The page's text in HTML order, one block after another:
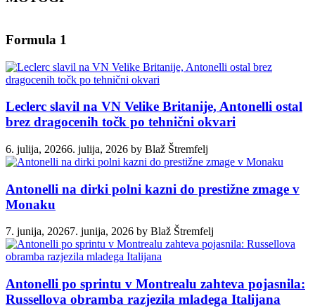
Formula 1
Leclerc slavil na VN Velike Britanije, Antonelli ostal
brez dragocenih točk po tehnični okvari
6. julija, 20266. julija, 2026 by Blaž Štremfelj
Antonelli na dirki polni kazni do prestižne zmage v
Monaku
7. junija, 20267. junija, 2026 by Blaž Štremfelj
Antonelli po sprintu v Montrealu zahteva pojasnila:
Russellova obramba razjezila mladega Italijana